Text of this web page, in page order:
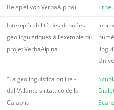
Beispiel von VerbaAlpina)
Interopérabilité des données
géolinguistiques à l’exemple du
projet VerbaAlpina
"La geolinguistica online -
dall'Atlante sintattico della
Calabria